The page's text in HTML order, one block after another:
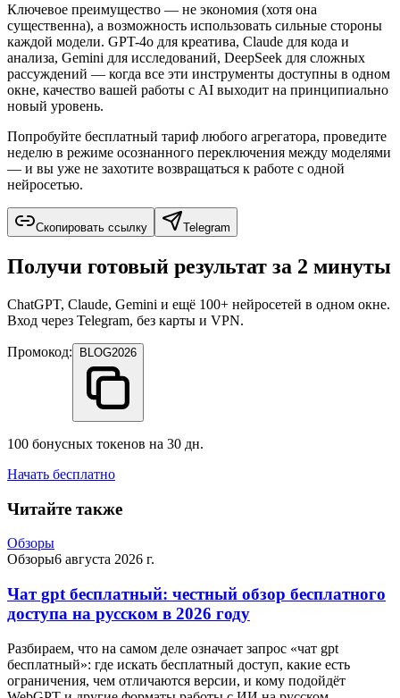
Ключевое преимущество — не экономия (хотя она
существенна), а возможность использовать сильные стороны
каждой модели. GPT-4o для креатива, Claude для кода и
анализа, Gemini для исследований, DeepSeek для сложных
рассуждений — когда все эти инструменты доступны в одном
окне, качество вашей работы с AI выходит на принципиально
новый уровень.
Попробуйте бесплатный тариф любого агрегатора, проведите
неделю в режиме осознанного переключения между моделями
— и вы уже не захотите возвращаться к работе с одной
нейросетью.
Скопировать ссылку Telegram
Получи готовый результат за 2 минуты
ChatGPT, Claude, Gemini и ещё 100+ нейросетей в одном окне.
Вход через Telegram, без карты и VPN.
Промокод: BLOG2026
100 бонусных токенов на 30 дн.
Начать бесплатно
Читайте также
Обзоры
Обзоры6 августа 2026 г.
Чат gpt бесплатный: честный обзор бесплатного
доступа на русском в 2026 году
Разбираем, что на самом деле означает запрос «чат gpt
бесплатный»: где искать бесплатный доступ, какие есть
ограничения, чем отличаются версии, и кому подойдёт